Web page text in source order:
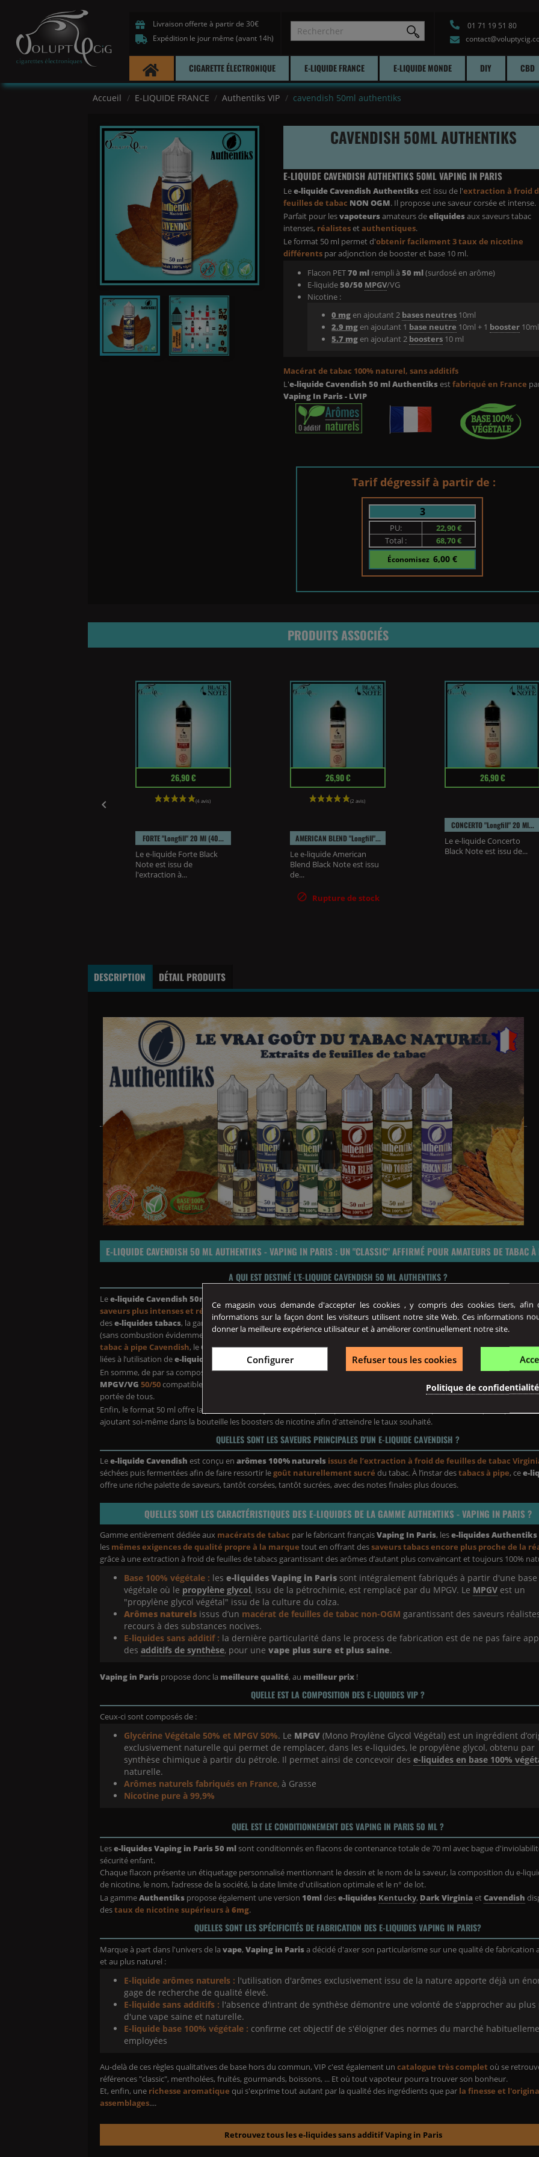
Livraison offerte à partir de 30€
Expédition le jour même (avant 14h)
01 71 19 51 80
CIGARETTE ÉLECTRONIQUE E-LIQUIDE FRANCE E-LIQUIDE MONDE DIY CBD
Accueil E-LIQUIDE FRANCE Authentiks VIP cavendish 50ml authentiks
CAVENDISH 50ML AUTHENTIKS
E-LIQUIDE CAVENDISH AUTHENTIKS 50ML VAPING IN PARIS
Lee-liquide Cavendish Authentiksest issu de l'extraction à froid
feuilles de tabac NON OGM. Il propose une saveur corsée et intense.
Parfait pour lesvapoteursamateurs deeliquidesaux saveurs tabac
intenses, réalistesetauthentiques.
Le format 50 ml permet d'obtenir facilement 3 taux de nicotine
différents par adjonction de booster et base 10 ml.
Flacon PET70 ml rempli à50 ml(surdosé en arôme)
E-liquide50/50 MPGV/VG
Nicotine :
0 mg en ajoutant 2 bases neutres 10ml
2.9 mg en ajoutant 1 base neutre 10ml + 1 booster 10ml
5.7 mg en ajoutant 2 boosters 10 ml
Macérat de tabac 100% naturel,sans additifs
L'e-liquide Cavendish 50 ml Authentiksestfabriqué en France
Vaping In Paris - LVIP
Tarif dégressif à partir de :
3
PU:
22,90 €
Total :
68,70 €
Économisez 6,00 €
PRODUITS ASSOCIÉS

(4 avis)
Prix 26,90 €
FORTE "longfill" 20 Ml (40...
Le e-liquide Forte Black
Note est issu de
l'extraction à...
Prix 26,90 €
AMERICAN BLEND "longfill"...
Le e-liquide American
Blend Black Note est issu
de...
 Rupture de stock
Prix 26,90 €
CONCERTO "longfill" 20 Ml...
Le e-liquide Concerto
Black Note est issu de...
DESCRIPTION DÉTAIL PRODUITS
E-LIQUIDE CAVENDISH 50 ML AUTHENTIKS - VAPING IN PARIS : UN "CLASSIC" AFFIRMÉ POUR AMATEURS DE TABAC
A QUI EST DESTINÉ L'E-LIQUIDE CAVENDISH 50 ML AUTHENTIKS ?
Lee-liquide Cavendish 50ml
offrant
saveurs plus intenses et réalistesque les e-liquides“Classic” traditionnels. Doté d’un caractère bien plus marqué que
dese-liquides tabacs, la gammeAuthentikss’adresse avant tout auxvapoteurssouhaitant retrouver levrai goût du
(sans combustion évidemment) et s’éloignant d’une certaine neutralité. Conçu pour imiter le plus fidèlement possible les
tabac à pipe Cavendish, leCavendishpeut s’adresser auxprimo-vapoteursinformés sur l’utilisation desshortfillset
liées à l’utilisation dee-liquides à base de macérat (résistances moins durables), et aux amateurs de tabacs les plus
En somme, de par sa composition enMono Propylène Glycol Végétallimitant tous risques d’intolérance ou allergie, et
MPGV/VG50/50compatible avec e-liquide Cavendishest un “Classic”
portée de tous.
Enfin, le format 50 ml offre la possibilité de
ajoutant soi-même dans la bouteille les boosters de nicotine afin d'atteindre le taux souhaité.
QUELLES SONT LES SAVEURS PRINCIPALES D'UN E-LIQUIDE CAVENDISH ?
Lee-liquide Cavendish est conçu enarômes 100% naturels issus de l’extraction à froid de feuilles de tabac
séchées puis fermentées afin de faire ressortir legoût naturellement sucré du tabac. À l’instar destabacs à pipe, cee-
offre une riche palette de saveurs, tantôt corsées, tantôt sucrées, avec des notes finales plus douces.
QUELLES SONT LES CARACTÉRISTIQUES DES E-LIQUIDES DE LA GAMME AUTHENTIKS - VAPING IN PARIS ?
Gamme entièrement dédiée aux macérats de tabac par le fabricant françaisVaping In Paris, lese-liquides Authentiks
les mêmes exigences de qualité propre à la marque tout en offrant dessaveurs tabacs encore plus proche de la
grâce à une extraction à froid de feuilles de tabacs garantissant des arômes d’autant plus convaincant et toujours 100%
Base 100% végétale : lese-liquides Vaping in Paris sont intégralement fabriqués à partir d'une base
végétale où le propylène glycol, issu de la pétrochimie, est remplacé par du MPGV. Le MPGV est un
"propylène glycol végétal" issu de la culture du colza.
Arômes naturels issus d’un macérat de feuilles de tabac non-OGM garantissant des saveurs
recours à des substances nocives.
E-liquides sans additif : la dernière particularité dans le process de fabrication est de ne pas faire
desadditifs de synthèse, pour unevape plus sure et plus saine.
Vaping in Paris propose donc la meilleure qualité, au meilleur prix !
QUELLE EST LA COMPOSITION DES E-LIQUIDES VIP ?
Ceux-ci sont composés de :
Glycérine Végétale 50% et MPGV 50%. Le MPGV (Mono Proylène Glycol Végétal) est un ingrédient
exclusivement naturelle qui permet de remplacer, dans les e-liquides, le propylène glycol, obtenu par
synthèse chimique à partir du pétrole. Il permet ainsi de concevoir dese-liquides en base 100%
naturelle.
Arômes naturels fabriqués en France, à Grasse
Nicotine pure à 99,9%
QUEL EST LE CONDITIONNEMENT DES VAPING IN PARIS 50 ML ?
Lese-liquides Vaping in Paris 50 mlsont conditionnés en flacons de contenance totale de 70 ml avec bague
sécurité enfant.
Chaque flacon présente un étiquetage personnalisé mentionnant le dessin et le nom de la saveur, la composition du e-
de nicotine, le nom, l’adresse de la société, la date limite d'utilisation optimale et le n° de lot.
La gammeAuthentiks propose également une version10mldese-liquides Kentucky, Dark VirginiaetCavendish
destaux de nicotine supérieurs à6mg.
QUELLES SONT LES SPÉCIFICITÉS DE FABRICATION DES E-LIQUIDES VAPING IN PARIS?
Marque à part dans l'univers de lavape,Vaping in Parisa décidé d'axer son particularisme sur une qualité de fabrication
et au plus naturel :
E-liquide arômes naturels : l'utilisation d'arômes exclusivement issu de la nature apporte déjà un
gage de recherche de qualité élevé.
E-liquide sans additifs : l'absence d'intrant de synthèse démontre une volonté de s'approcher au plus
d'une vape saine et naturelle.
E-liquide base 100% végétale : confirme cet objectif de s'éloigner des normes du marché
employées
Au-delà de ces règles qualitatives de base hors du commun, VIP c'est également uncatalogue très complet où se
références "classic", mentholées, fruités, gourmands, boissons, ... Et où tout vapoteur pourra trouver son bonheur.
Et, enfin, une richesse aromatique qui s'exprime tout autant par la qualité des ingrédients que par la finesse et
assemblages....
Retrouvez tous les e-liquides sans additif Vaping in Paris
Ce magasin vous demande d'accepter les cookies , y compris des cookies tiers, afin
informations sur la façon dont les visiteurs utilisent notre site Web. Ces informations
donner la meilleure expérience utilisateur et à améliorer continuellement notre site.
Refuser tous les cookies
Configurer
Politique de